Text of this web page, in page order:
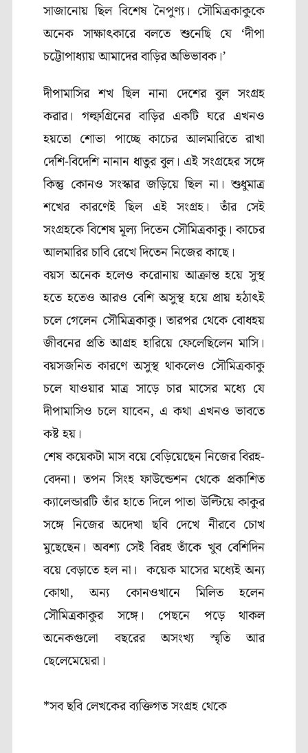
সাজানোয় ছিল বিশেষ নৈপুণ্য। সৌমিত্রকাকুকে
অনেক সাক্ষাৎকারে বলতে শুনেছি যে ‘দীপা
চট্টোপাধ্যায় আমাদের বাড়ির অভিভাবক।’
দীপামাসির শখ ছিল নানা দেশের বুল সংগ্রহ
করার। গল্ফগ্রিনের বাড়ির একটি ঘরে এখনও
হয়তো শোভা পাচ্ছে কাচের আলমারিতে রাখা
দেশি-বিদেশি নানান ধাতুর বুল। এই সংগ্রহের সঙ্গে
কিন্তু কোনও সংস্কার জড়িয়ে ছিল না। শুধুমাত্র
শখের কারণেই ছিল এই সংগ্রহ। তাঁর সেই
সংগ্রহকে বিশেষ মূল্য দিতেন সৌমিত্রকাকু। কাচের
আলমারির চাবি রেখে দিতেন নিজের কাছে।
বয়স অনেক হলেও করোনায় আক্রান্ত হয়ে সুস্থ
হতে হতেও আরও বেশি অসুস্থ হয়ে প্রায় হঠাৎই
চলে গেলেন সৌমিত্রকাকু। তারপর থেকে বোধহয়
জীবনের প্রতি আগ্রহ হারিয়ে ফেলেছিলেন মাসি।
বয়সজনিত কারণে অসুস্থ থাকলেও সৌমিত্রকাকু
চলে যাওয়ার মাত্র সাড়ে চার মাসের মধ্যে যে
দীপামাসিও চলে যাবেন, এ কথা এখনও ভাবতে
কষ্ট হয়।
শেষ কয়েকটা মাস বয়ে বেড়িয়েছেন নিজের বিরহ-
বেদনা। তপন সিংহ ফাউন্ডেশন থেকে প্রকাশিত
ক্যালেন্ডারটি তাঁর হাতে দিলে পাতা উল্টিয়ে কাকুর
সঙ্গে নিজের অদেখা ছবি দেখে নীরবে চোখ
মুছেছেন। অবশ্য সেই বিরহ তাঁকে খুব বেশিদিন
বয়ে বেড়াতে হল না। কয়েক মাসের মধ্যেই অন্য
কোথা, অন্য কোনওখানে মিলিত হলেন
সৌমিত্রকাকুর সঙ্গে। পেছনে পড়ে থাকল
অনেকগুলো বছরের অসংখ্য স্মৃতি আর
ছেলেমেয়েরা।
*সব ছবি লেখকের ব্যক্তিগত সংগ্রহ থেকে